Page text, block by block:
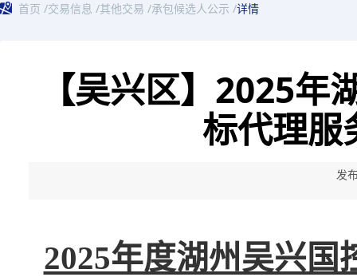
首页 /交易信息 /其他交易 /承包候选人公示 /详情
【吴兴区】2025
标代理服
发
2025年度湖州吴兴